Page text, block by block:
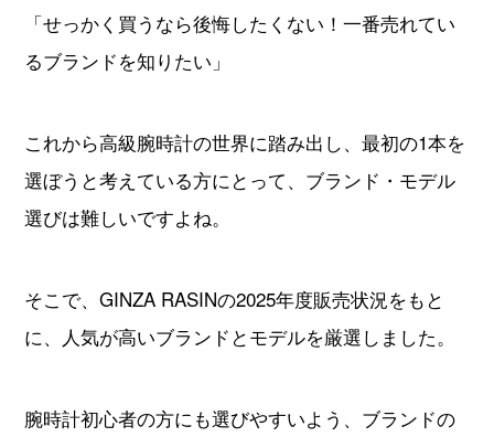
チューダー タグホイヤー
カルティエ ランゲ＆ゾーネ
パネライ
「せっかく買うなら後悔したくない！一番売れてい
るブランドを知りたい」
これから高級腕時計の世界に踏み出し、最初の1本を
選ぼうと考えている方にとって、ブランド・モデル
選びは難しいですよね。
そこで、GINZA RASINの2025年度販売状況をもと
に、人気が高いブランドとモデルを厳選しました。
腕時計初心者の方にも選びやすいよう、ブランドの